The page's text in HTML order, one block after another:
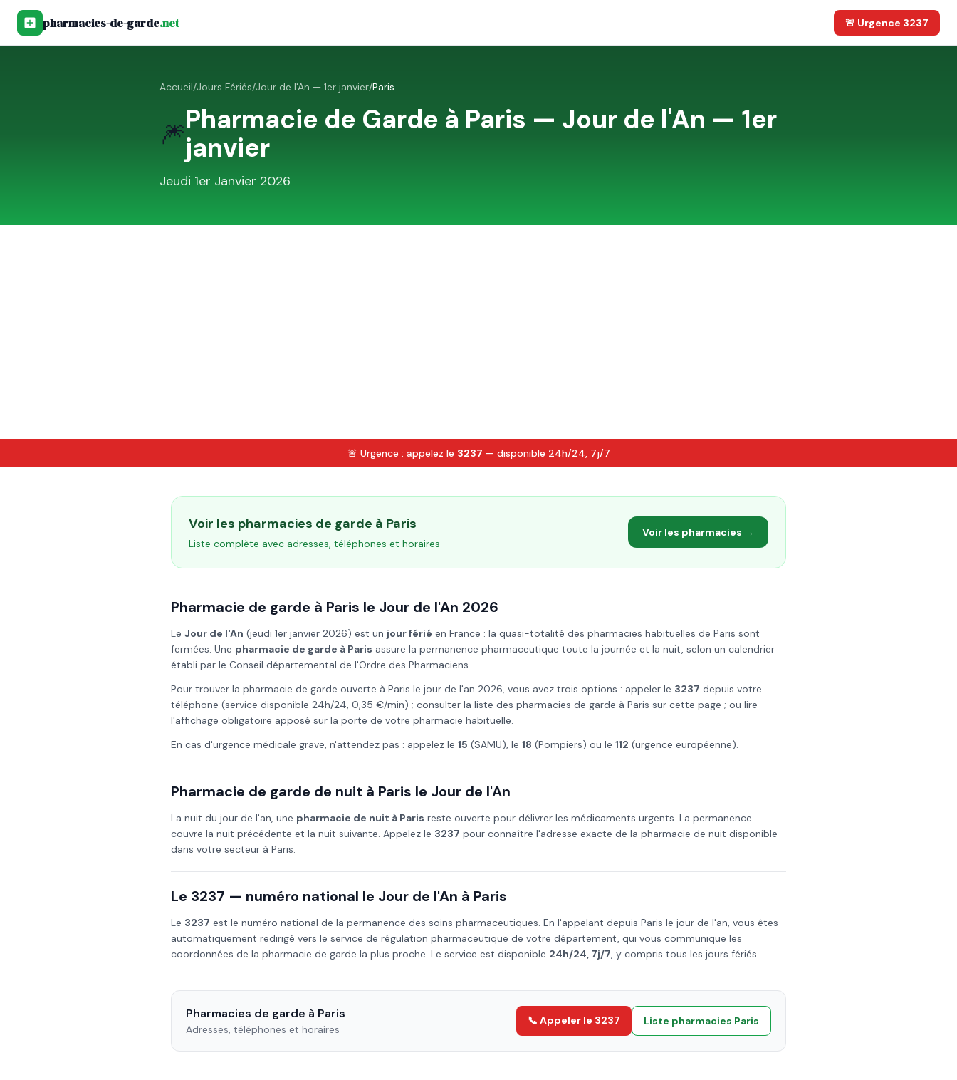
pharmacies-de-garde.net 🚨 Urgence 3237
Accueil/Jours Fériés/Jour de l'An — 1er janvier/Paris
🎆Pharmacie de Garde à Paris — Jour de l'An — 1er
janvier
Jeudi 1er Janvier 2026
🚨 Urgence : appelez le 3237 — disponible 24h/24, 7j/7
Voir les pharmacies de garde à Paris
Liste complète avec adresses, téléphones et horaires
Voir les pharmacies →
Pharmacie de garde à Paris le Jour de l'An 2026
Le Jour de l'An (jeudi 1er janvier 2026) est un jour férié en France : la quasi-totalité des pharmacies habituelles de Paris sont
fermées. Une pharmacie de garde à Paris assure la permanence pharmaceutique toute la journée et la nuit, selon un calendrier
établi par le Conseil départemental de l'Ordre des Pharmaciens.
Pour trouver la pharmacie de garde ouverte à Paris le jour de l'an 2026, vous avez trois options : appeler le 3237 depuis votre
téléphone (service disponible 24h/24, 0,35 €/min) ; consulter la liste des pharmacies de garde à Paris sur cette page ; ou lire
l'affichage obligatoire apposé sur la porte de votre pharmacie habituelle.
En cas d'urgence médicale grave, n'attendez pas : appelez le 15 (SAMU), le 18 (Pompiers) ou le 112 (urgence européenne).
Pharmacie de garde de nuit à Paris le Jour de l'An
La nuit du jour de l'an, une pharmacie de nuit à Paris reste ouverte pour délivrer les médicaments urgents. La permanence
couvre la nuit précédente et la nuit suivante. Appelez le 3237 pour connaître l'adresse exacte de la pharmacie de nuit disponible
dans votre secteur à Paris.
Le 3237 — numéro national le Jour de l'An à Paris
Le 3237 est le numéro national de la permanence des soins pharmaceutiques. En l'appelant depuis Paris le jour de l'an, vous êtes
automatiquement redirigé vers le service de régulation pharmaceutique de votre département, qui vous communique les
coordonnées de la pharmacie de garde la plus proche. Le service est disponible 24h/24, 7j/7, y compris tous les jours fériés.
Pharmacies de garde à Paris
Adresses, téléphones et horaires
📞 Appeler le 3237 Liste pharmacies Paris